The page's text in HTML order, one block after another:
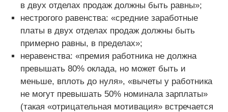
в двух отделах продаж должны быть равны»;
нестрогого равенства: «средние заработные
платы в двух отделах продаж должны быть
примерно равны, в пределах»;
неравенства: «премия работника не должна
превышать 80% оклада, но может быть и
меньше, вплоть до нуля», «вычеты у работника
не могут превышать 50% номинала зарплаты»
(такая «отрицательная мотивация» встречается